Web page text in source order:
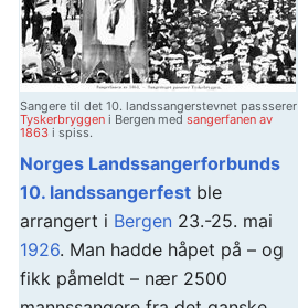
Sangere til det 10. landssangerstevnet passserer
Tyskerbryggen i Bergen med sangerfanen av
1863 i spiss.
Norges Landssangerforbunds
10. landssangerfest ble
arrangert i Bergen 23.-25. mai
1926. Man hadde håpet på – og
fikk påmeldt – nær 2500